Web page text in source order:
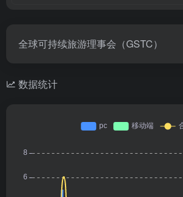
全球可持续旅游理事会（GSTC）
数据统计